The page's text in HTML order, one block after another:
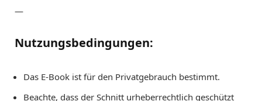
—
Nutzungsbedingungen:
Das E-Book ist für den Privatgebrauch bestimmt.
Beachte, dass der Schnitt urheberrechtlich geschützt